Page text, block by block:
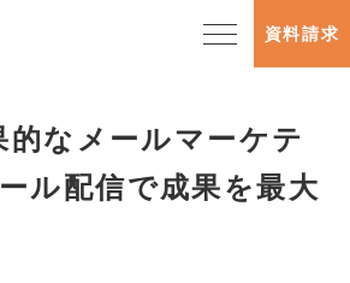
資料請求
なメールマーケテ
ル配信で成果を最大